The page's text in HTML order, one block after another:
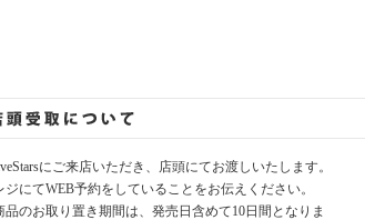
にご来店いただき、店頭にてお渡しいたします。
ジにてWEB予約をしていることをお伝えください。
品のお取り置き期間は、発売日含めて10日間となりま